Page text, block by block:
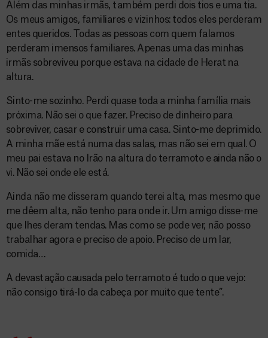
Além das minhas irmãs, também perdi dois tios e uma tia.
Os meus amigos, familiares e vizinhos: todos eles perderam
entes queridos. Todas as pessoas com quem falamos
perderam imensos familiares. Apenas uma das minhas
irmãs sobreviveu porque estava na cidade de Herat na
altura.
Sinto-me sozinho. Perdi quase toda a minha família mais
próxima. Não sei o que fazer. Preciso de dinheiro para
sobreviver, casar e construir uma casa. Sinto-me deprimido.
A minha mãe está numa das salas, mas não sei em qual. O
meu pai estava no Irão na altura do terramoto e ainda não o
vi. Não sei onde ele está.
Ainda não me disseram quando terei alta, mas mesmo que
me dêem alta, não tenho para onde ir. Um amigo disse-me
que lhes deram tendas. Mas como se pode ver, não posso
trabalhar agora e preciso de apoio. Preciso de um lar,
comida…
A devastação causada pelo terramoto é tudo o que vejo:
não consigo tirá-lo da cabeça por muito que tente”.